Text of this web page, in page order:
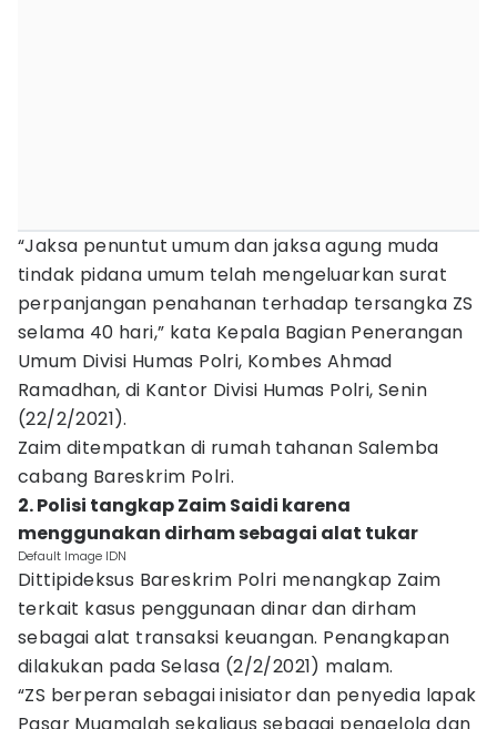
“Jaksa penuntut umum dan jaksa agung muda
tindak pidana umum telah mengeluarkan surat
perpanjangan penahanan terhadap tersangka ZS
selama 40 hari,” kata Kepala Bagian Penerangan
Umum Divisi Humas Polri, Kombes Ahmad
Ramadhan, di Kantor Divisi Humas Polri, Senin
(22/2/2021).
Zaim ditempatkan di rumah tahanan Salemba
cabang Bareskrim Polri.
2. Polisi tangkap Zaim Saidi karena
menggunakan dirham sebagai alat tukar
Default Image IDN
Dittipideksus Bareskrim Polri menangkap Zaim
terkait kasus penggunaan dinar dan dirham
sebagai alat transaksi keuangan. Penangkapan
dilakukan pada Selasa (2/2/2021) malam.
“ZS berperan sebagai inisiator dan penyedia lapak